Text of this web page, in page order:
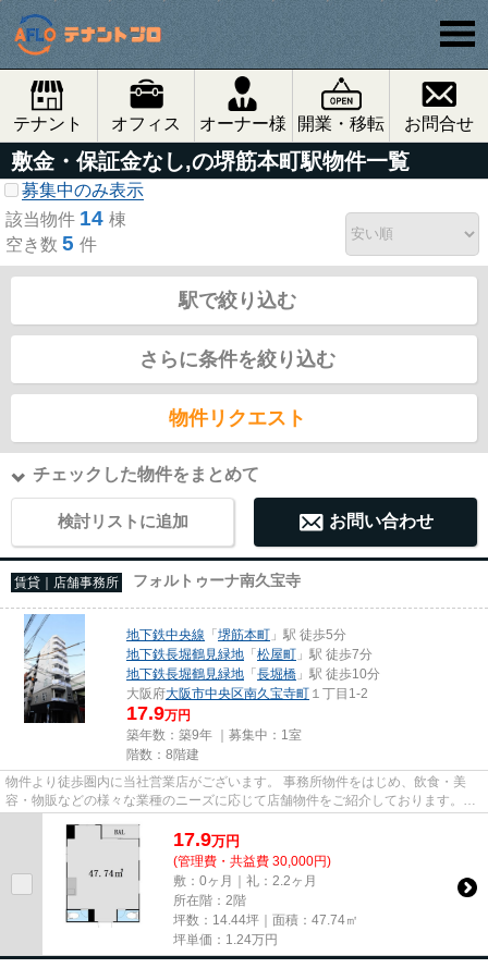
テナント オフィス オーナー様 開業・移転 お問合せ
敷金・保証金なし,の堺筋本町駅物件一覧
募集中のみ表示
該当物件 14 棟
空き数 5 件
駅で絞り込む
さらに条件を絞り込む
物件リクエスト
チェックした物件をまとめて
検討リストに追加 お問い合わせ
賃貸｜店舗事務所 フォルトゥーナ南久宝寺
地下鉄中央線 「堺筋本町 」駅 徒歩5分
地下鉄長堀鶴見緑地 「松屋町 」駅 徒歩7分
地下鉄長堀鶴見緑地 「長堀橋 」駅 徒歩10分
大阪府大阪市中央区南久宝寺町 １丁目1-2
17.9万円
築年数：築9年 ｜募集中： 1室
階数：8階建
物件より徒歩圏内に当社営業店がございます。 事務所物件をはじめ、飲食・美
容・物販などの様々な業種のニーズに応じて店舗物件をご紹介しております。
尚、弊社ではおとり広告は一切...
17.9万円
(管理費・共益費 30,000円)
敷：0ヶ月｜礼：2.2ヶ月
所在階：2階
坪数：14.44坪｜面積：47.74㎡
坪単価： 1.24万円